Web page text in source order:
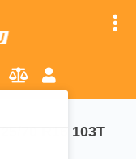
70 R16 103T